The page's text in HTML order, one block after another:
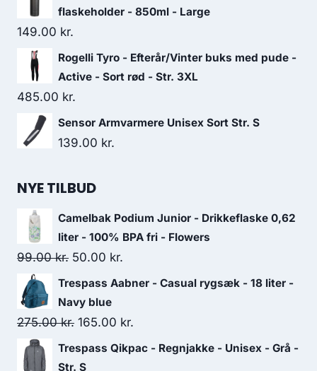
flaskeholder - 850ml - Large
149.00 kr.
Rogelli Tyro - Efterår/Vinter buks med pude -
Active - Sort rød - Str. 3XL
485.00 kr.
Sensor Armvarmere Unisex Sort Str. S
139.00 kr.
NYE TILBUD
Camelbak Podium Junior - Drikkeflaske 0,62
liter - 100% BPA fri - Flowers
99.00kr. Original
price
was:
99.00 kr..
50.00 kr.
price
50.00 kr..
Trespass Aabner - Casual rygsæk - 18 liter -
Navy blue
275.00kr. Original
price
was:
165.00 kr.
price
Trespass Qikpac - Regnjakke - Unisex - Grå -
Str. S